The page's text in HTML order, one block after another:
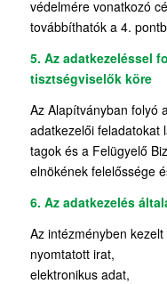
védelmére vonatkozó
továbbíthatók a 4.
5. Az adatkezeléssel
tisztségviselők köre
Az Alapítványban folyó
adatkezelői feladatokat
tagok és a Felügyelő
elnökének felelőssége
6. Az adatkezelés
Az intézményben
nyomtatott irat,
elektronikus adat,